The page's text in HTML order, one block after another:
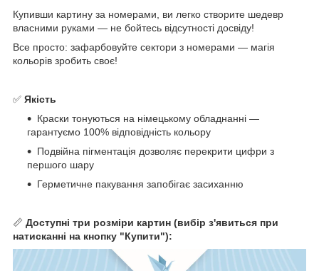
Купивши картину за номерами, ви легко створите шедевр
власними руками — не бойтесь відсутності досвіду!
Все просто: зафарбовуйте сектори з номерами — магія
кольорів зробить своє!
✅ Якість
Краски тонуються на німецькому обладнанні —
гарантуємо 100% відповідність кольору
Подвійна пігментація дозволяє перекрити цифри з
першого шару
Герметичне пакування запобігає засиханню
📏 Доступні три розміри картин (вибір з'явиться при
натисканні на кнопку "Купити"):